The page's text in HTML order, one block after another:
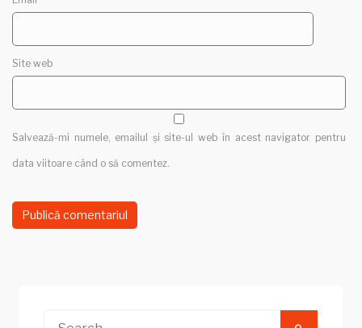
Site web
Salvează-mi numele, emailul și site-ul web în acest navigator pentru
data viitoare când o să comentez.
Search